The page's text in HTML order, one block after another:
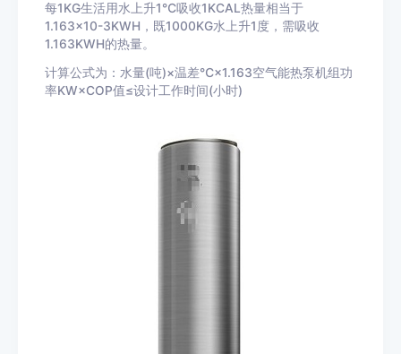
每1KG生活用水上升1℃吸收1KCAL热量相当于
1.163×10-3KWH，既1000KG水上升1度，需吸收
1.163KWH的热量。
计算公式为：水量(吨)×温差℃×1.163空气能热泵机组功
率KW×COP值≤设计工作时间(小时)